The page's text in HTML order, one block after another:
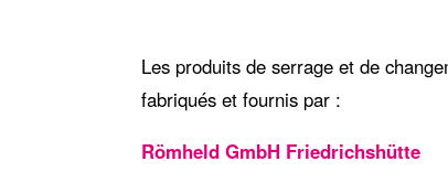
Les produits de serrage et de
fabriqués et fournis par :
Römheld GmbH Friedrichshütte